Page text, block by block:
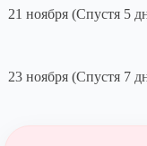
21 ноября (Спустя 5
23 ноября (Спустя 7